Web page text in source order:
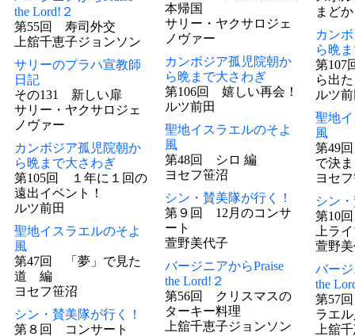
the Lord!２
第55回 寿司外交
上舘千恵子ジョンソン
サリーのプラハ宣教師
日記
その131 新しい扉
サリー・ヤクサロジェ
ノヴァー
カンボジア孤児院朝か
ら晩まで大さわぎ
第105回 １年に１回の
遠出イベント！
ルツ前田
聖地イスラエルのそよ
風
第47回 「夢」で見た
道 編
ヨセフ笹沼
シン・賛美隊が行く！
第８回 コンサート
本帰国
サリー・ヤクサロジェ
ノヴァー
カンボジア孤児院朝か
ら晩まで大さわぎ
第106回 嬉しい再会！
ルツ前田
聖地イスラエルのそよ
風
第48回 シロ 編
ヨセフ笹沼
シン・賛美隊が行く！
第９回 12月のコンサ
ート
萱野美代子
バージニアからPraise
the Lord!２
第56回 クリスマスの
ターキー料理
上舘千恵子ジョンソン
まど
カン
ら晩
第107
ら出
ルツ
聖地
風
第49
で決
ヨセ
シン
第10
上ラ
萱野
バージ
the
第57
ラエ
上舘